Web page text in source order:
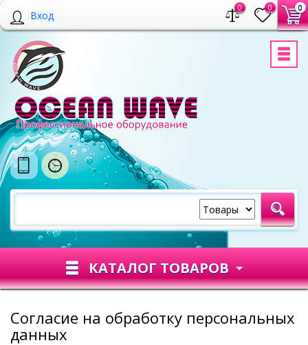
Вход
0 0 0
КАТАЛОГ ТОВАРОВ
Согласие на обработку персональных
данных